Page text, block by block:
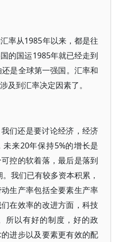
率从1985年以来，都是往
的国运1985年就已经走到
是全球第一强国。汇率和
及到汇率决定因素了。
们还是要讨论经济，经济
来20年保持5%的增长是
控的软着落，最后是落到
我们已有较多资本积累，
生产率包括全要素生产率
在效率的改进方面，科技
所以有好的制度，好的政
进步以及要素更有效的配